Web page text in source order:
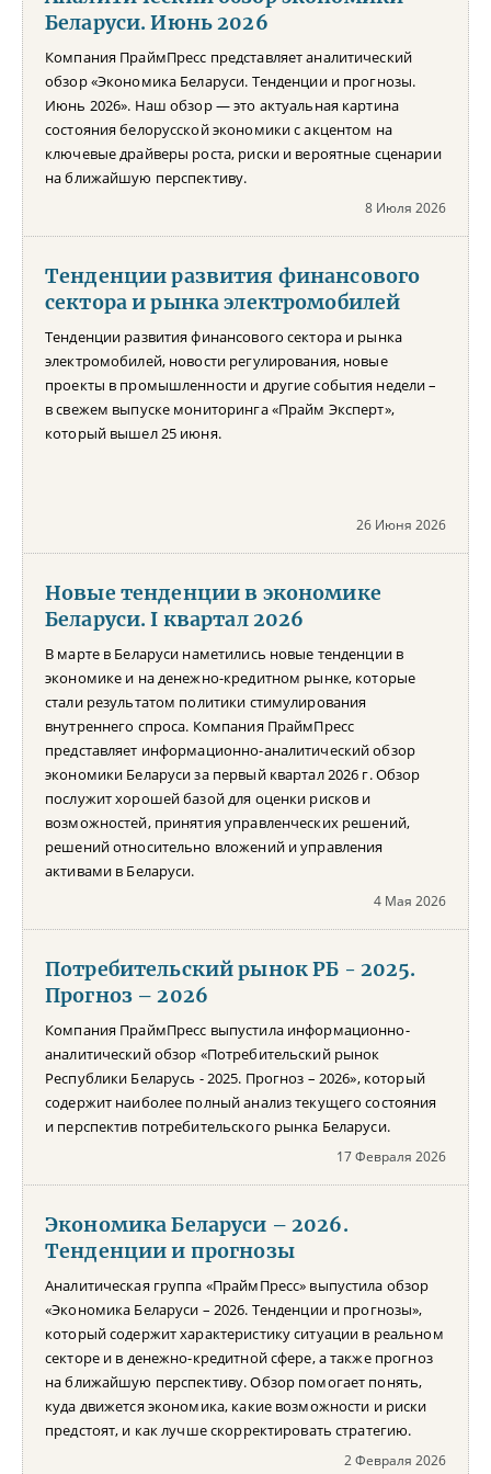
Беларуси. Июнь 2026
Компания ПраймПресс представляет аналитический
обзор «Экономика Беларуси. Тенденции и прогнозы.
Июнь 2026». Наш обзор — это актуальная картина
состояния белорусской экономики с акцентом на
ключевые драйверы роста, риски и вероятные сценарии
на ближайшую перспективу.
8 Июля 2026
Тенденции развития финансового
сектора и рынка электромобилей
Тенденции развития финансового сектора и рынка
электромобилей, новости регулирования, новые
проекты в промышленности и другие события недели –
в свежем выпуске мониторинга «Прайм Эксперт»,
который вышел 25 июня.
26 Июня 2026
Новые тенденции в экономике
Беларуси. I квартал 2026
В марте в Беларуси наметились новые тенденции в
экономике и на денежно-кредитном рынке, которые
стали результатом политики стимулирования
внутреннего спроса. Компания ПраймПресс
представляет информационно-аналитический обзор
экономики Беларуси за первый квартал 2026 г. Обзор
послужит хорошей базой для оценки рисков и
возможностей, принятия управленческих решений,
решений относительно вложений и управления
активами в Беларуси.
4 Мая 2026
Потребительский рынок РБ - 2025.
Прогноз – 2026
Компания ПраймПресс выпустила информационно-
аналитический обзор «Потребительский рынок
Республики Беларусь - 2025. Прогноз – 2026», который
содержит наиболее полный анализ текущего состояния
и перспектив потребительского рынка Беларуси.
17 Февраля 2026
Экономика Беларуси – 2026.
Тенденции и прогнозы
Аналитическая группа «ПраймПресс» выпустила обзор
«Экономика Беларуси – 2026. Тенденции и прогнозы»,
который содержит характеристику ситуации в реальном
секторе и в денежно-кредитной сфере, а также прогноз
на ближайшую перспективу. Обзор помогает понять,
куда движется экономика, какие возможности и риски
предстоят, и как лучше скорректировать стратегию.
2 Февраля 2026